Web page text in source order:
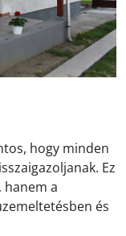
hogy minden
Ez
hanem a
és